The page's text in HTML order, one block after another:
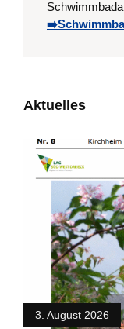
Aktuelles
3. August 2026